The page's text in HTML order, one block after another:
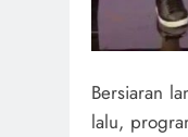
Bersiaran
lalu,